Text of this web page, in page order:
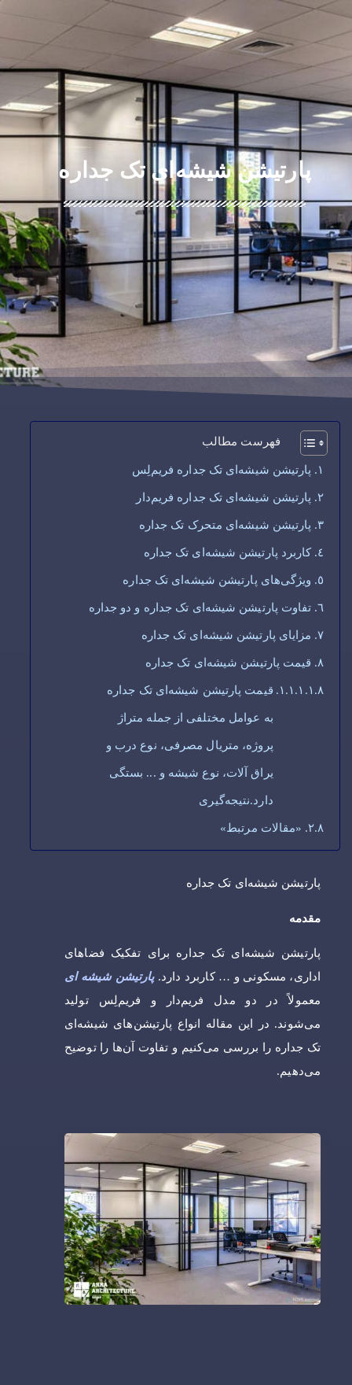
پارتیشن شیشه‌ای تک جداره
فهرست مطالب
پارتیشن شیشه‌ای تک جداره فریم‌لِس
پارتیشن شیشه‌ای تک جداره فریم‌دار
پارتیشن شیشه‌ای متحرک تک جداره
کاربرد پارتیشن شیشه‌ای تک جداره
ویژگی‌های پارتیشن شیشه‌ای تک جداره
تفاوت پارتیشن شیشه‌ای تک جداره و دو جداره
مزایای پارتیشن شیشه‌ای تک جداره
قیمت پارتیشن شیشه‌ای تک جداره
قیمت پارتیشن شیشه‌ای تک جداره
به عوامل مختلفی از جمله متراژ
پروژه، متریال مصرفی، نوع درب و
یراق آلات، نوع شیشه و ... بستگی
دارد.نتیجه‌گیری
«مقالات مرتبط»
پارتیشن شیشه‌ای تک جداره
مقدمه
پارتیشن شیشه‌ای تک جداره برای تفکیک فضاهای
اداری، مسکونی و … کاربرد دارد.پارتیشن‌ شیشه ای
معمولاً در دو مدل فریم‌دار و فریم‌لِس تولید
می‌شوند. در این مقاله انواع پارتیشن‌های شیشه‌ای
تک جداره را بررسی می‌کنیم و تفاوت آن‌ها را توضیح
می‌دهیم.